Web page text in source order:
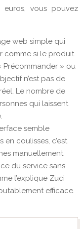
vous pouvez
web simple qui
comme si le produit
Précommander » ou
n’est pas de
Le nombre de
qui laissent
semble
en coulisses, c’est
manuellement.
du service sans
l’explique Zuci
efficace.